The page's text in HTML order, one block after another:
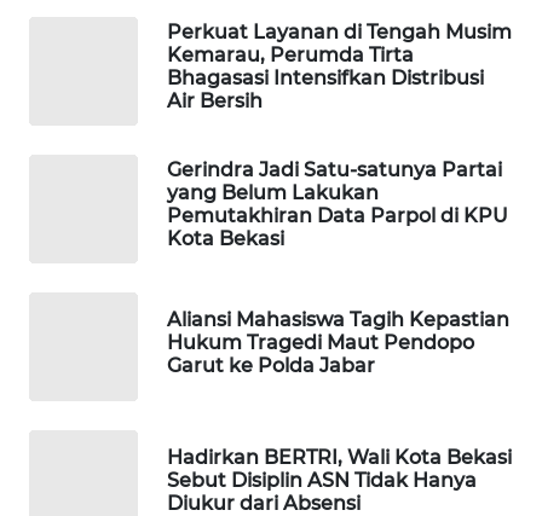
Perkuat Layanan di Tengah Musim
Kemarau, Perumda Tirta
Bhagasasi Intensifkan Distribusi
Air Bersih
Gerindra Jadi Satu-satunya Partai
yang Belum Lakukan
Pemutakhiran Data Parpol di KPU
Kota Bekasi
Aliansi Mahasiswa Tagih Kepastian
Hukum Tragedi Maut Pendopo
Garut ke Polda Jabar
Hadirkan BERTRI, Wali Kota Bekasi
Sebut Disiplin ASN Tidak Hanya
Diukur dari Absensi